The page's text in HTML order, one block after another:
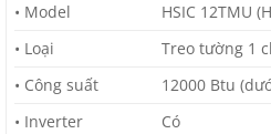
• Model
HSIC 12TMU
• Loại
Treo tường 1
• Công suất
12000 Btu
• Inverter
Có